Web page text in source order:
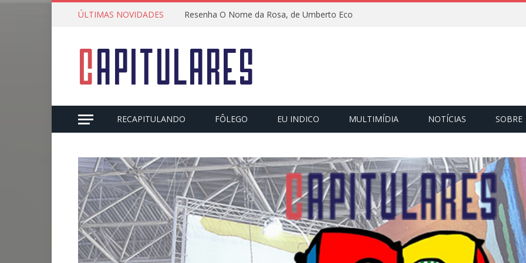
ÚLTIMAS NOVIDADES Resenha O Nome da Rosa, de Umberto Eco
RECAPITULANDO FÔLEGO EU INDICO MULTIMÍDIA NOTÍCIAS SOBRE